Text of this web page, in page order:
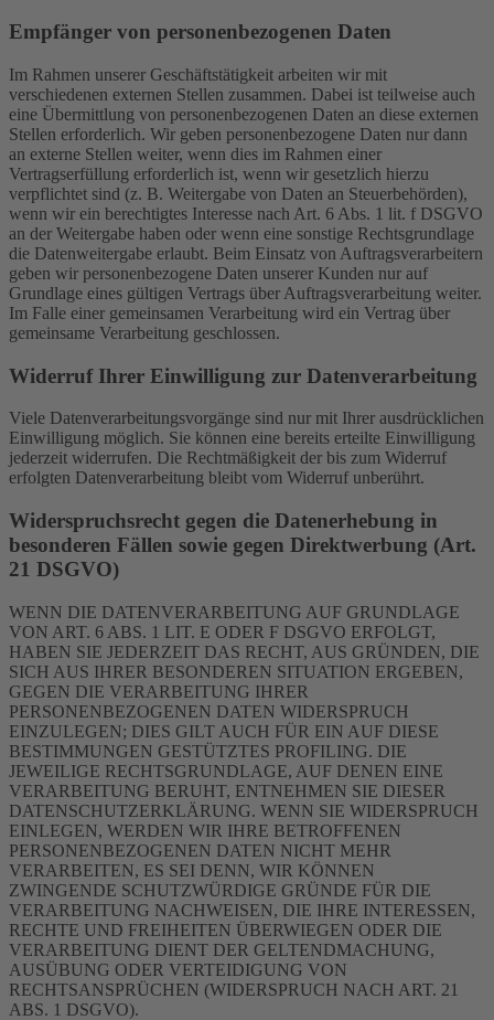
Empfänger von personenbezogenen Daten
Im Rahmen unserer Geschäftstätigkeit arbeiten wir mit
verschiedenen externen Stellen zusammen. Dabei ist teilweise auch
eine Übermittlung von personenbezogenen Daten an diese externen
Stellen erforderlich. Wir geben personenbezogene Daten nur dann
an externe Stellen weiter, wenn dies im Rahmen einer
Vertragserfüllung erforderlich ist, wenn wir gesetzlich hierzu
verpflichtet sind (z. B. Weitergabe von Daten an Steuerbehörden),
wenn wir ein berechtigtes Interesse nach Art. 6 Abs. 1 lit. f DSGVO
an der Weitergabe haben oder wenn eine sonstige Rechtsgrundlage
die Datenweitergabe erlaubt. Beim Einsatz von Auftragsverarbeitern
geben wir personenbezogene Daten unserer Kunden nur auf
Grundlage eines gültigen Vertrags über Auftragsverarbeitung weiter.
Im Falle einer gemeinsamen Verarbeitung wird ein Vertrag über
gemeinsame Verarbeitung geschlossen.
Widerruf Ihrer Einwilligung zur Datenverarbeitung
Viele Datenverarbeitungsvorgänge sind nur mit Ihrer ausdrücklichen
Einwilligung möglich. Sie können eine bereits erteilte Einwilligung
jederzeit widerrufen. Die Rechtmäßigkeit der bis zum Widerruf
erfolgten Datenverarbeitung bleibt vom Widerruf unberührt.
Widerspruchsrecht gegen die Datenerhebung in
besonderen Fällen sowie gegen Direktwerbung (Art.
21 DSGVO)
WENN DIE DATENVERARBEITUNG AUF GRUNDLAGE
VON ART. 6 ABS. 1 LIT. E ODER F DSGVO ERFOLGT,
HABEN SIE JEDERZEIT DAS RECHT, AUS GRÜNDEN, DIE
SICH AUS IHRER BESONDEREN SITUATION ERGEBEN,
GEGEN DIE VERARBEITUNG IHRER
PERSONENBEZOGENEN DATEN WIDERSPRUCH
EINZULEGEN; DIES GILT AUCH FÜR EIN AUF DIESE
BESTIMMUNGEN GESTÜTZTES PROFILING. DIE
JEWEILIGE RECHTSGRUNDLAGE, AUF DENEN EINE
VERARBEITUNG BERUHT, ENTNEHMEN SIE DIESER
DATENSCHUTZERKLÄRUNG. WENN SIE WIDERSPRUCH
EINLEGEN, WERDEN WIR IHRE BETROFFENEN
PERSONENBEZOGENEN DATEN NICHT MEHR
VERARBEITEN, ES SEI DENN, WIR KÖNNEN
ZWINGENDE SCHUTZWÜRDIGE GRÜNDE FÜR DIE
VERARBEITUNG NACHWEISEN, DIE IHRE INTERESSEN,
RECHTE UND FREIHEITEN ÜBERWIEGEN ODER DIE
VERARBEITUNG DIENT DER GELTENDMACHUNG,
AUSÜBUNG ODER VERTEIDIGUNG VON
RECHTSANSPRÜCHEN (WIDERSPRUCH NACH ART. 21
ABS. 1 DSGVO).